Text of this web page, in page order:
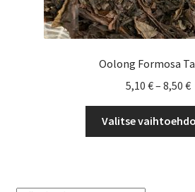
Oolong Formosa
5,10 €– 8,50 €
-
Valitse